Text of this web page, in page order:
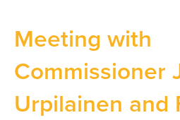
Meeting with
Commissioner
Urpilainen and